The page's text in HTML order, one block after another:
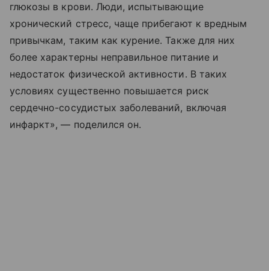
глюкозы в крови. Люди, испытывающие
хронический стресс, чаще прибегают к вредным
привычкам, таким как курение. Также для них
более характерны неправильное питание и
недостаток физической активности. В таких
условиях существенно повышается риск
сердечно-сосудистых заболеваний, включая
инфаркт», — поделился он.